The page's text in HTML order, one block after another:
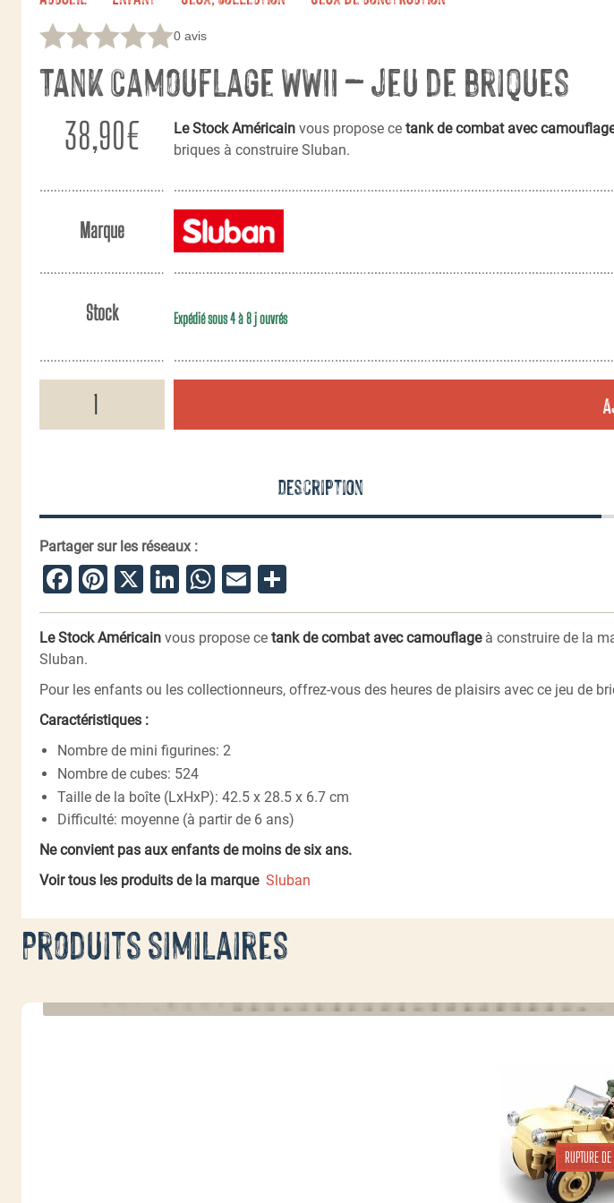
0 avis
Tank Camouflage WWII – jeu de briques
38,90€ Le Stock Américain vous propose ce tank de combat avec
briques à construire Sluban.
Marque
Stock Expédié sous 4 à 8 j ouvrés
briques
Description
Partager sur les réseaux :
Facebook
Pinterest
X LinkedIn
WhatsApp
Email
Le Stock Américain vous propose ce tank de combat avec camouflageà construire de la
Sluban.
Pour les enfants ou les collectionneurs, offrez-vous des heures de plaisirs avec ce jeu de
Caractéristiques :
Nombre de mini figurines: 2
Nombre de cubes: 524
Taille de la boîte (LxHxP): 42.5 x 28.5 x 6.7 cm
Difficulté: moyenne (à partir de 6 ans)
Ne convient pas aux enfants de moins de six ans.
Voir tous les produits de la marque Sluban
Produits similaires
RUPTURE